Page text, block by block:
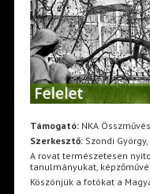
Támogató:NKA
Szerkesztő:Szondi
A rovat természetesen
tanulmányukat,
Köszönjük a fotókat a